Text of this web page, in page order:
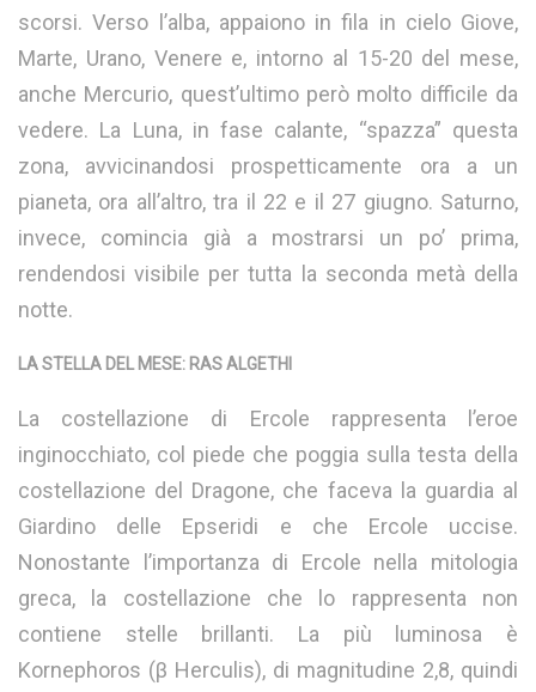
scorsi. Verso l’alba, appaiono in fila in cielo Giove,
Marte, Urano, Venere e, intorno al 15-20 del mese,
anche Mercurio, quest’ultimo però molto difficile da
vedere. La Luna, in fase calante, “spazza” questa
zona, avvicinandosi prospetticamente ora a un
pianeta, ora all’altro, tra il 22 e il 27 giugno. Saturno,
invece, comincia già a mostrarsi un po’ prima,
rendendosi visibile per tutta la seconda metà della
notte.
LA STELLA DEL MESE: RAS ALGETHI
La costellazione di Ercole rappresenta l’eroe
inginocchiato, col piede che poggia sulla testa della
costellazione del Dragone, che faceva la guardia al
Giardino delle Epseridi e che Ercole uccise.
Nonostante l’importanza di Ercole nella mitologia
greca, la costellazione che lo rappresenta non
contiene stelle brillanti. La più luminosa è
Kornephoros (β Herculis), di magnitudine 2,8, quindi